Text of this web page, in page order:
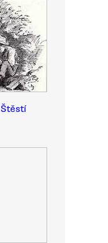
Štěstí